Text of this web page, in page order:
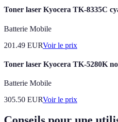
Toner laser Kyocera TK-8335C
Batterie Mobile
201.49 EURVoir le prix
Toner laser Kyocera TK-5280K
Batterie Mobile
305.50 EURVoir le prix